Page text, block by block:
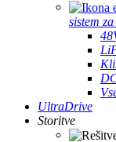
sistem
UltraDrive
Storitve